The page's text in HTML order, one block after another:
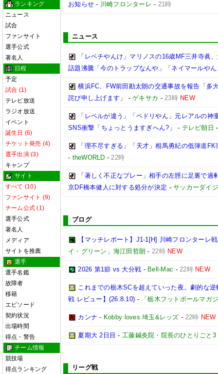
ランキング
ニュース
試合
ファンサイト
選手公式
著名人
日程
予定
試合 (1)
テレビ放送
ラジオ放送
イベント
誕生日 (6)
チケット発売 (4)
選手出演 (3)
キャンプ
サイト
すべて (10)
ファンサイト (9)
チーム公式 (1)
選手公式
著名人
メディア
サイトを推薦
選手
選手名鑑
故障者
移籍
エピソード
契約状況
出場時間
得点・警告
チーム情報
競技場
得点ランキング
お知らせ - 川崎フロンターレ - 21時
ニュース
「レベチやんけ」マリノスの16歳MF三井寺眞
話題沸騰「今のトラップなんや」「ネイマールやん
横浜FC、FW前田勘太朗の交通事故を報告「多
詫び申し上げます」
-ゲキサカ -23時 NEW
「レベルが違う」「ペドリやん」元レアルの
SNS衝撃「ちょっとうますぎへん?」
- テレビ朝日
「理不尽すぎる」「天才」相馬勇紀の低弾道
- theWORLD -22時
「著しく不正なプレー」相手の左脛に足裏で
京DF橋本健人に対する処分が決定 -サッカーダイ
ブログ
【マッチレポート】J1-1[H] 川崎フロンターレ
イ・グリーン」海江田哲朗 -22時 NEW
2026 第1節 vs 大分戦 - Bell-Mac -22時 NEW
これまでの栃木SCを超えていった夜。劇的な
戦 レビュー】(26.8.10) - 「栃木フットボールマガ
カンナ - Kobby loves 埼玉&レッズ - 22時 NEW
夏期大 2日目 - 工藤鍼灸院・院長のひとりごと3
リーグ戦